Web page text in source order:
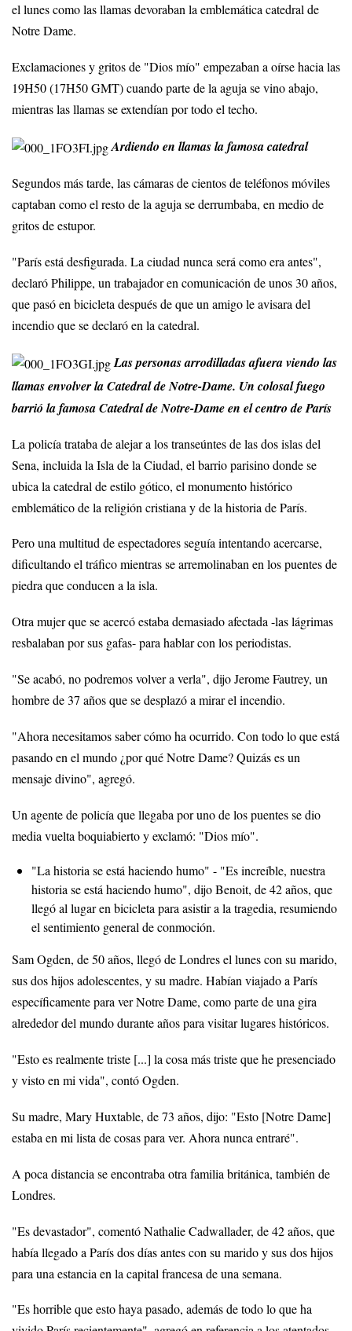
el lunes como las llamas devoraban la emblemática catedral de
Notre Dame.
Exclamaciones y gritos de "Dios mío" empezaban a oírse hacia las
19H50 (17H50 GMT) cuando parte de la aguja se vino abajo,
mientras las llamas se extendían por todo el techo.
Ardiendo en llamas la famosa catedral
Segundos más tarde, las cámaras de cientos de teléfonos móviles
captaban como el resto de la aguja se derrumbaba, en medio de
gritos de estupor.
"París está desfigurada. La ciudad nunca será como era antes",
declaró Philippe, un trabajador en comunicación de unos 30 años,
que pasó en bicicleta después de que un amigo le avisara del
incendio que se declaró en la catedral.
Las personas arrodilladas afuera viendo las
llamas envolver la Catedral de Notre-Dame. Un colosal fuego
barrió la famosa Catedral de Notre-Dame en el centro de París
La policía trataba de alejar a los transeúntes de las dos islas del
Sena, incluida la Isla de la Ciudad, el barrio parisino donde se
ubica la catedral de estilo gótico, el monumento histórico
emblemático de la religión cristiana y de la historia de París.
Pero una multitud de espectadores seguía intentando acercarse,
dificultando el tráfico mientras se arremolinaban en los puentes de
piedra que conducen a la isla.
Otra mujer que se acercó estaba demasiado afectada -las lágrimas
resbalaban por sus gafas- para hablar con los periodistas.
"Se acabó, no podremos volver a verla", dijo Jerome Fautrey, un
hombre de 37 años que se desplazó a mirar el incendio.
"Ahora necesitamos saber cómo ha ocurrido. Con todo lo que está
pasando en el mundo ¿por qué Notre Dame? Quizás es un
mensaje divino", agregó.
Un agente de policía que llegaba por uno de los puentes se dio
media vuelta boquiabierto y exclamó: "Dios mío".
"La historia se está haciendo humo" - "Es increíble, nuestra
historia se está haciendo humo", dijo Benoit, de 42 años, que
llegó al lugar en bicicleta para asistir a la tragedia, resumiendo
el sentimiento general de conmoción.
Sam Ogden, de 50 años, llegó de Londres el lunes con su marido,
sus dos hijos adolescentes, y su madre. Habían viajado a París
específicamente para ver Notre Dame, como parte de una gira
alrededor del mundo durante años para visitar lugares históricos.
"Esto es realmente triste [...] la cosa más triste que he presenciado
y visto en mi vida", contó Ogden.
Su madre, Mary Huxtable, de 73 años, dijo: "Esto [Notre Dame]
estaba en mi lista de cosas para ver. Ahora nunca entraré".
A poca distancia se encontraba otra familia británica, también de
Londres.
"Es devastador", comentó Nathalie Cadwallader, de 42 años, que
había llegado a París dos días antes con su marido y sus dos hijos
para una estancia en la capital francesa de una semana.
"Es horrible que esto haya pasado, además de todo lo que ha